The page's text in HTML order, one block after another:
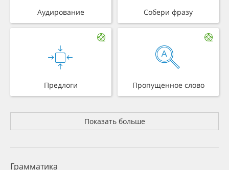
Аудирование Собери фразу
Предлоги Пропущенное слово
Показать больше
Грамматика